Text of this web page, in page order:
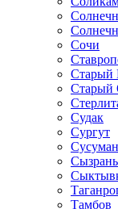
Сочи
Старый
Старый
Судак
Сургут
Сусуман
Сызрань
Тамбов